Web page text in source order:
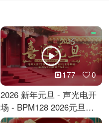
177 0
2026 新年元旦 - 声光电开
场 - BPM128 2026元旦马
年